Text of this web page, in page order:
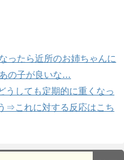
ったら近所のお姉ちゃんに
の子が良いな…
うしても定期的に重くなっ
⇒これに対する反応はこち